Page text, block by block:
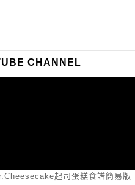
CHANNEL
起司蛋糕食譜簡易版